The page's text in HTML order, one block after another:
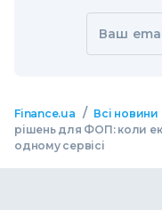
Ваш
Finance.ua / Всі новини
рішень для ФОП: коли
одному сервісі